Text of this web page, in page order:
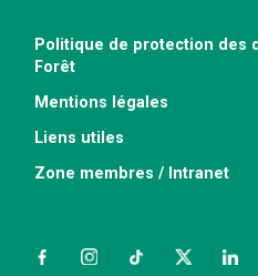
Politique de protection des
Forêt
Mentions légales
Liens utiles
Zone membres / Intranet
FacebookInstagramTikTokTwitter